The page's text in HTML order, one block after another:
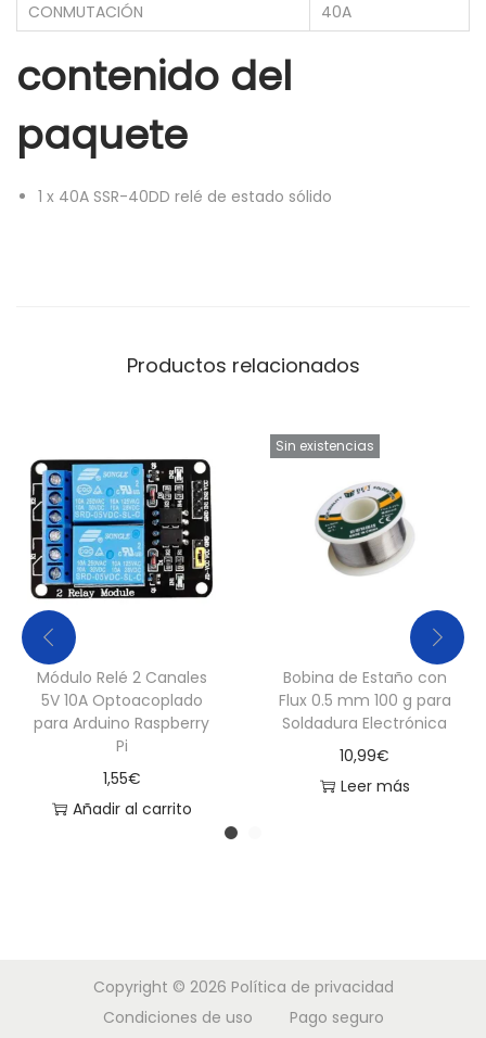
CONMUTACIÓN
40A
contenido del
paquete
1 x 40A SSR-40DD relé de estado sólido
Productos relacionados
Módulo Relé 2 Canales
5V 10A Optoacoplado
para Arduino Raspberry
Pi
1,55€
Añadir al carrito
Sin existencias
Bobina de Estaño con
Flux 0.5 mm 100 g para
Soldadura Electrónica
10,99€
Leer más
Copyright © 2026 Política de privacidad
Condiciones de uso
Pago seguro